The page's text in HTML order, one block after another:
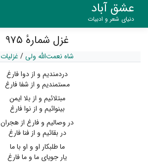
عشق آباد
دنیای شعر و ادبیات
غزل شمارهٔ ۹۷۵
شاه نعمت‌الله ولی/ غزلیات
دردمندیم و از دوا فارغ
مستمندیم و از شفا فارغ
مبتلائیم و از بلا ایمن
بینوائیم و از نوا فارغ
در وصالیم و فارغ از هجران
در بقائیم و از فنا فارغ
ما طلبکار او و او با ما
یار جویای ما و ما فارغ